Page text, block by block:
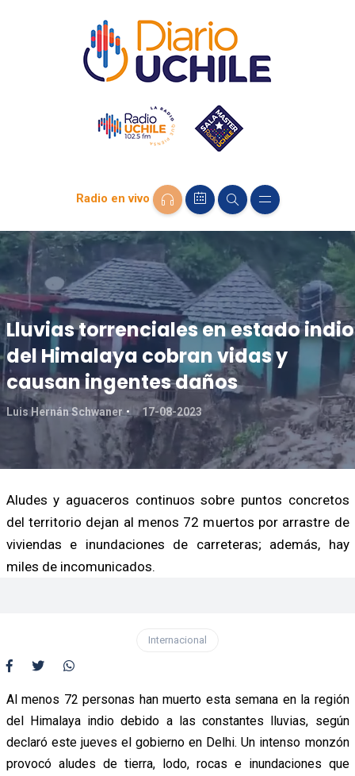
Radio en vivo
Lluvias torrenciales en estado indio
del Himalaya cobran vidas y
causan ingentes daños
Luis Hernán Schwaner 17-08-2023
Aludes y aguaceros continuos sobre puntos concretos
del territorio dejan al menos 72 muertos por arrastre de
viviendas e inundaciones de carreteras; además, hay
miles de incomunicados.
Internacional
Al menos 72 personas han muerto esta semana en la región
del Himalaya indio debido a las constantes lluvias, según
declaró este jueves el gobierno en Delhi. Un intenso monzón
provocó aludes de tierra, lodo, rocas e inundaciones que